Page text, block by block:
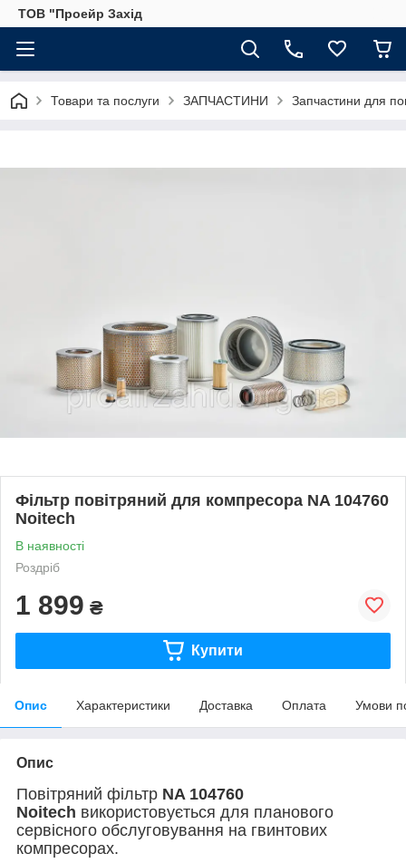
ТОВ "Проейр Захід
Товари та послуги ЗАПЧАСТИНИ Запчастини для
Фільтр повітряний для компресора NA 104760
Noitech
В наявності
Роздріб
1 899 ₴
Купити
Опис Характеристики Доставка Оплата Умови
Опис
Повітряний фільтр NA 104760
Noitech використовується для планового
сервісного обслуговування на гвинтових
компресорах.